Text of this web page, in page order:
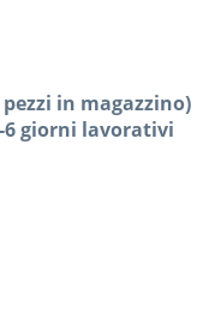
in magazzino)
6 giorni lavorativi